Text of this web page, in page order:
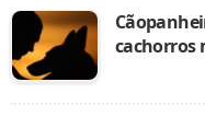
cachorros